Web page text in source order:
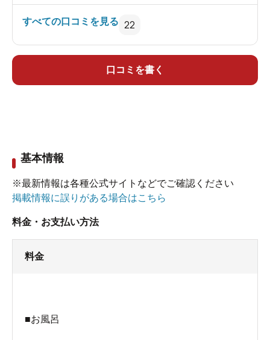
すべての口コミを見る 22
口コミを書く
基本情報
※最新情報は各種公式サイトなどでご確認ください
掲載情報に誤りがある場合はこちら
料金・お支払い方法
料金
■お風呂